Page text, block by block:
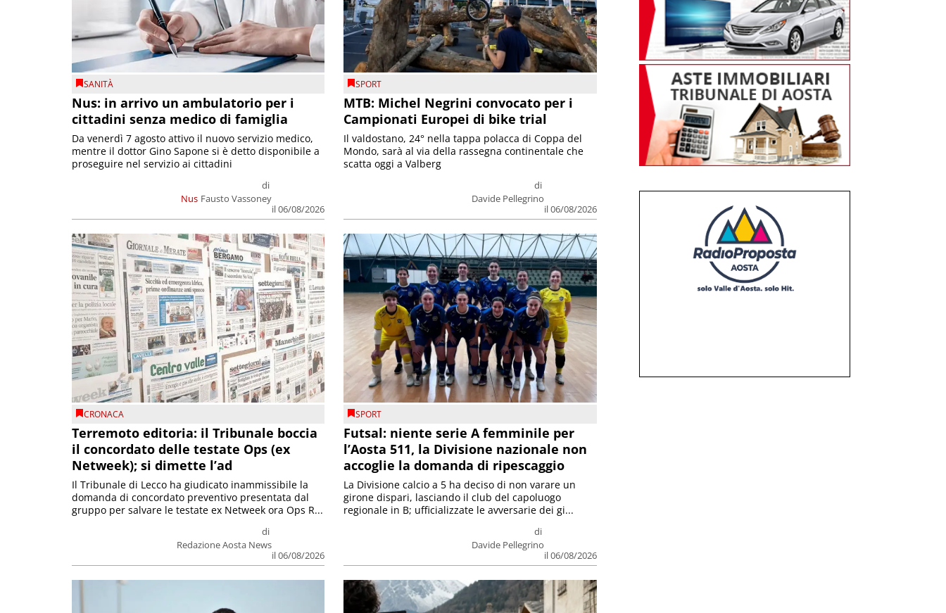
SANITÀ
Nus: in arrivo un ambulatorio per i
cittadini senza medico di famiglia
Nus
di
Fausto Vassoney
il 06/08/2026
Da venerdì 7 agosto attivo il nuovo servizio medico,
mentre il dottor Gino Sapone si è detto disponibile a
proseguire nel servizio ai cittadini
SPORT
MTB: Michel Negrini convocato per i
Campionati Europei di bike trial
di
Davide Pellegrino
il 06/08/2026
Il valdostano, 24° nella tappa polacca di Coppa del
Mondo, sarà al via della rassegna continentale che
scatta oggi a Valberg
CRONACA
Terremoto editoria: il Tribunale boccia
il concordato delle testate Ops (ex
Netweek); si dimette l’ad
di
Redazione Aosta News
il 06/08/2026
Il Tribunale di Lecco ha giudicato inammissibile la
domanda di concordato preventivo presentata dal
gruppo per salvare le testate ex Netweek ora Ops R...
SPORT
Futsal: niente serie A femminile per
l’Aosta 511, la Divisione nazionale non
accoglie la domanda di ripescaggio
di
Davide Pellegrino
il 06/08/2026
La Divisione calcio a 5 ha deciso di non varare un
girone dispari, lasciando il club del capoluogo
regionale in B; ufficializzate le avversarie dei gi...